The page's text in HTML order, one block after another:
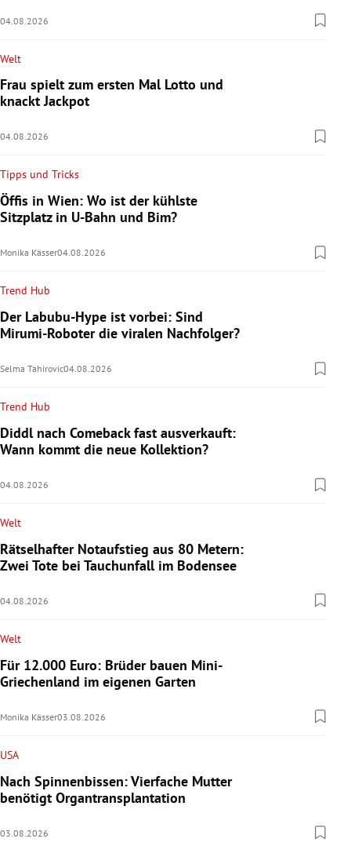
04.08.2026
Welt
Frau spielt zum ersten Mal Lotto und
knackt Jackpot
04.08.2026
Tipps und Tricks
Öffis in Wien: Wo ist der kühlste
Sitzplatz in U-Bahn und Bim?
Monika Kässer04.08.2026
Trend Hub
Der Labubu-Hype ist vorbei: Sind
Mirumi-Roboter die viralen Nachfolger?
Selma Tahirovic04.08.2026
Trend Hub
Diddl nach Comeback fast ausverkauft:
Wann kommt die neue Kollektion?
04.08.2026
Welt
Rätselhafter Notaufstieg aus 80 Metern:
Zwei Tote bei Tauchunfall im Bodensee
04.08.2026
Welt
Für 12.000 Euro: Brüder bauen Mini-
Griechenland im eigenen Garten
Monika Kässer03.08.2026
USA
Nach Spinnenbissen: Vierfache Mutter
benötigt Organtransplantation
03.08.2026